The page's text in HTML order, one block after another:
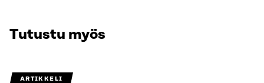
Tutustu myös
ARTIKKELI